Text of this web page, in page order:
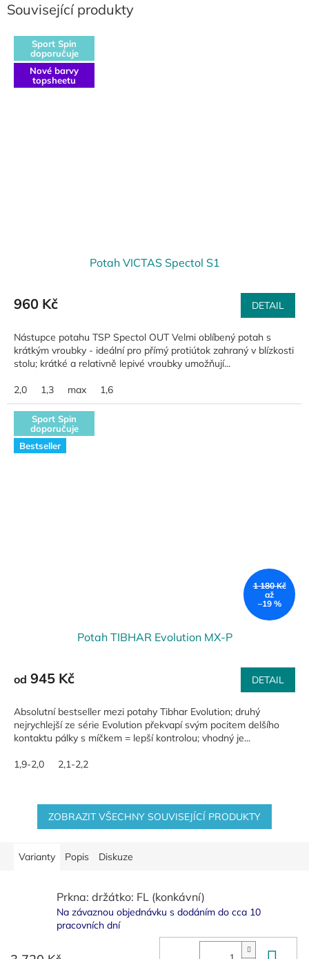
Související produkty
Sport Spin
doporučuje
Nové barvy
topsheetu
Potah VICTAS Spectol S1
960 Kč DETAIL
Nástupce potahu TSP Spectol OUT Velmi oblíbený potah s
krátkým vroubky - ideální pro přímý protiútok zahraný v blízkosti
stolu; krátké a relativně lepivé vroubky umožňují...
2,0 1,3 max 1,6
Sport Spin
doporučuje
Bestseller
1 180 Kč
až
–19 %
Potah TIBHAR Evolution MX-P
od 945 Kč DETAIL
Absolutní bestseller mezi potahy Tibhar Evolution; druhý
nejrychlejší ze série Evolution překvapí svým pocitem delšího
kontaktu pálky s míčkem = lepší kontrolou; vhodný je...
1,9-2,0 2,1-2,2
ZOBRAZIT VŠECHNY SOUVISEJÍCÍ PRODUKTY
Varianty Popis Diskuze
Prkna: držátko: FL (konkávní)
Na závaznou objednávku s dodáním do cca 10
pracovních dní